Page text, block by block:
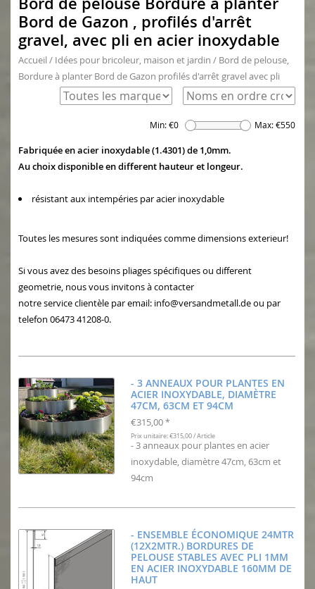
Bord de Gazon , profilés d'arrêt
gravel, avec pli en acier inoxydable
Accueil / Idées pour bricoleur, maison et jardin / Bord de pelouse,
Bordure à planter Bord de Gazon profilés d'arrêt gravel avec pli
Min: €0 Max: €550
Fabriquée en acier inoxydable (1.4301) de 1,0mm.
Au choix disponible en different hauteur et longeur.
résistant aux intempéries par acier inoxydable
Toutes les mesures sont indiquées comme dimensions exterieur!
Si vous avez des besoins pliages spécifiques ou different
geometrie, nous vous invitons à contacter
notre service clientèle par email: info@versandmetall.deou par
telefon 06473 41208-0.
- 3 ANNEAUX POUR PLANTES EN
ACIER INOXYDABLE, DIAMÈTRE
47CM, 63CM ET 94CM
€315,00 *
Prix unitaire: €315,00 / Article
- 3 anneaux pour plantes en acier
inoxydable, diamètre 47cm, 63cm et
94cm
- ENSEMBLE ÉCONOMIQUE 24MTR
(12X2MTR.) BORDURES DE
PELOUSE STABLES AVEC PLI 1MM
EN ACIER INOXYDABLE 160MM DE
HAUT